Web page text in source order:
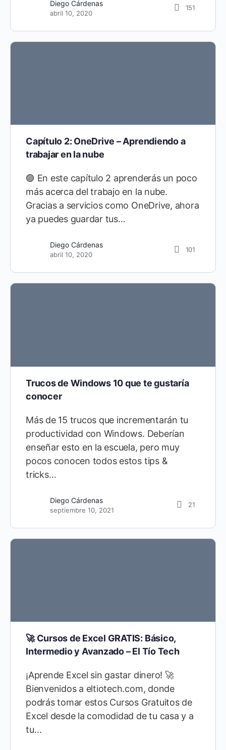
Diego Cárdenas
abril 10, 2020
151
Capítulo 2: OneDrive – Aprendiendo a
trabajar en la nube
🟣 En este capítulo 2 aprenderás un poco
más acerca del trabajo en la nube.
Gracias a servicios como OneDrive, ahora
ya puedes guardar tus…
Diego Cárdenas
abril 10, 2020
101
Trucos de Windows 10 que te gustaría
conocer
Más de 15 trucos que incrementarán tu
productividad con Windows. Deberían
enseñar esto en la escuela, pero muy
pocos conocen todos estos tips &
tricks…
Diego Cárdenas
septiembre 10, 2021
21
🚀 Cursos de Excel GRATIS: Básico,
Intermedio y Avanzado – El Tío Tech
¡Aprende Excel sin gastar dinero! 🚀
Bienvenidos a eltiotech.com, donde
podrás tomar estos Cursos Gratuitos de
Excel desde la comodidad de tu casa y a
tu…